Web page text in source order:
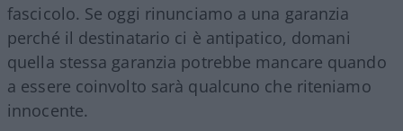
fascicolo. Se oggi rinunciamo a una garanzia
perché il destinatario ci è antipatico, domani
quella stessa garanzia potrebbe mancare quando
a essere coinvolto sarà qualcuno che riteniamo
innocente.